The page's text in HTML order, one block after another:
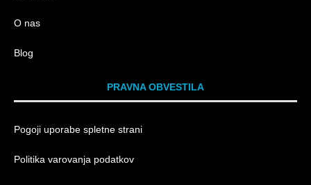
O nas
Blog
PRAVNA OBVESTILA
Pogoji uporabe spletne strani
Politika varovanja podatkov